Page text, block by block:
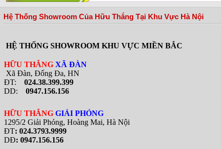
Hệ Thống Showroom Của Hữu Thắng Tại Khu Vực Hà Nội
HỆ THỐNG SHOWROOM KHU VỰC MIỀN BẮC
HỮU THẮNG XÃ ĐÀN
Xã Đàn, Đống Đa, HN
ĐT: 024.38.399.399
DD:
0947.156.156
HỮU THẮNG GIẢI PHÓNG
1295/2 Giải Phóng, Hoàng Mai, Hà Nội
ĐT: 024.3793.9999
DĐ: 0947.156.156